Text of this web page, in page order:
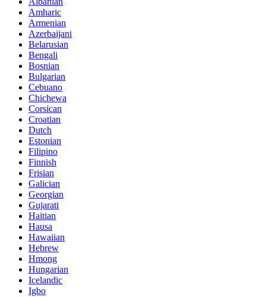
Amharic
Armenian
Azerbaijani
Belarusian
Bengali
Bosnian
Bulgarian
Cebuano
Chichewa
Corsican
Croatian
Dutch
Estonian
Filipino
Finnish
Frisian
Galician
Georgian
Gujarati
Haitian
Hausa
Hawaiian
Hebrew
Hmong
Hungarian
Icelandic
Igbo